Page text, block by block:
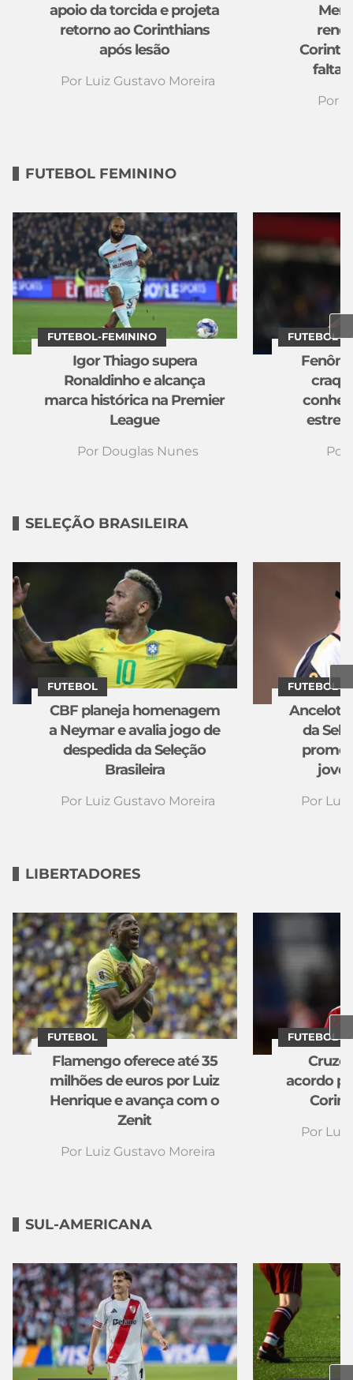
apoio da torcida e projeta
retorno ao Corinthians
após lesão
Por Luiz Gustavo Moreira
falta
Por
FUTEBOL FEMININO
Igor Thiago supera
Ronaldinho e alcança
marca histórica na Premier
League
Por Douglas Nunes
FUTEBOL-FEMININO
Por
FUTEBOL-
SELEÇÃO BRASILEIRA
CBF planeja homenagem
a Neymar e avalia jogo de
despedida da Seleção
Brasileira
Por Luiz Gustavo Moreira
FUTEBOL
Ancelotti
da
Por
FUTEBOL
LIBERTADORES
Flamengo oferece até 35
milhões de euros por Luiz
Henrique e avança com o
Zenit
Por Luiz Gustavo Moreira
FUTEBOL
acordo
Por
FUTEBOL
SUL-AMERICANA